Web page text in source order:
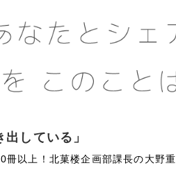
している」
冊以上！北菓楼企画部課長の大野